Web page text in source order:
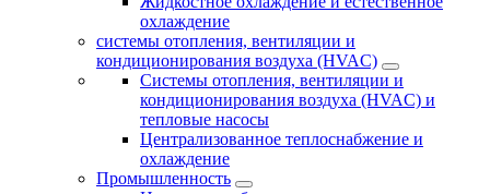
охлаждение
системы отопления, вентиляции и
кондиционирования воздуха (HVAC)
Системы отопления, вентиляции и
кондиционирования воздуха (HVAC) и
тепловые насосы
Централизованное теплоснабжение и
охлаждение
Промышленность